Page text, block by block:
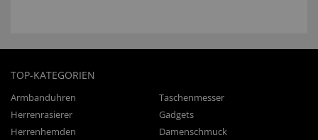
TOP-KATEGORIEN
Armbanduhren
Taschenmesser
Herrenrasierer
Gadgets
Herrenhemden
Damenschmuck